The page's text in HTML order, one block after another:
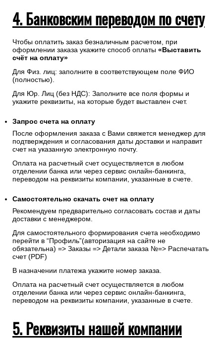
4. Банковским переводом по счету
Чтобы оплатить заказ безналичным расчетом, при
оформлении заказа укажите способ оплаты «Выставить
счёт на оплату»
Для Физ. лиц: заполните в соответствующем поле ФИО
(полностью).
Для Юр. Лиц (без НДС): Заполните все поля формы и
укажите реквизиты, на которые будет выставлен счет.
Запрос счета на оплату
После оформления заказа с Вами свяжется менеджер для
подтверждения и согласования даты доставки и направит
счет на указанную электронную почту.
Оплата на расчетный счет осуществляется в любом
отделении банка или через сервис онлайн-банкинга,
переводом на реквизиты компании, указанные в счете.
Самостоятельно скачать счет на оплату
Рекомендуем предварительно согласовать состав и даты
доставки с менеджером.
Для самостоятельного формирования счета необходимо
перейти в “Профиль”(авторизация на сайте не
обязательна) => Заказы => Детали заказа №=> Распечатать
счет (PDF)
В назначении платежа укажите номер заказа.
Оплата на расчетный счет осуществляется в любом
отделении банка или через сервис онлайн-банкинга,
переводом на реквизиты компании, указанные в счете.
5. Реквизиты нашей компании